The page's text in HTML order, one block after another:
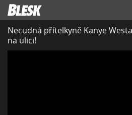
Necudná přítelkyně Kanye
na ulici!